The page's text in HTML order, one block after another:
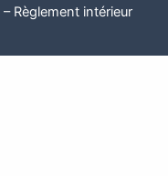
– Règlement intérieur